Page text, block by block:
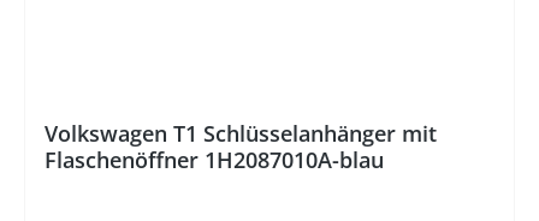
Volkswagen T1 Schlüsselanhänger mit
Flaschenöffner 1H2087010A-blau